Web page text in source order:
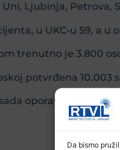
Da bismo
Ljubinja, Petrova,
u UKC-u 59, a u
trenutno je 3.800
potvrđena
oporavile 6.732